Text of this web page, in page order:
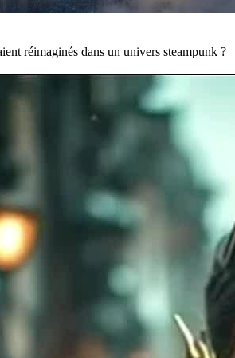
réimaginés dans un univers steampunk ?